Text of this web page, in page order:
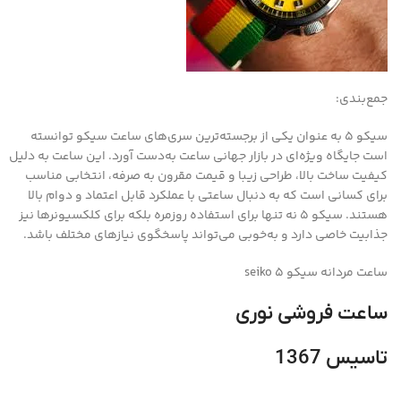
جمع‌بندی:
سیکو ۵ به عنوان یکی از برجسته‌ترین سری‌های ساعت سیکو توانسته
است جایگاه ویژه‌ای در بازار جهانی ساعت به‌دست آورد. این ساعت به دلیل
کیفیت ساخت بالا، طراحی زیبا و قیمت مقرون به صرفه، انتخابی مناسب
برای کسانی است که به دنبال ساعتی با عملکرد قابل اعتماد و دوام بالا
هستند. سیکو ۵ نه تنها برای استفاده روزمره بلکه برای کلکسیونرها نیز
جذابیت خاصی دارد و به‌خوبی می‌تواند پاسخگوی نیازهای مختلف باشد.
ساعت مردانه سیکو 5 seiko
ساعت فروشی نوری
تاسیس 1367